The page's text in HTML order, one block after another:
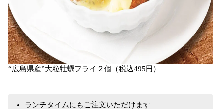
“広島県産”大粒牡蠣フライ２個（税込495円）
ランチタイムにもご注文いただけます